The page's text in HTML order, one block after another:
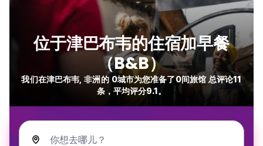
位于津巴布韦的住宿加早餐
（B&B）
我们在津巴布韦, 非洲的 0城市为您准备了0间旅馆 总评论11
条，平均评分9.1。
你想去哪儿？